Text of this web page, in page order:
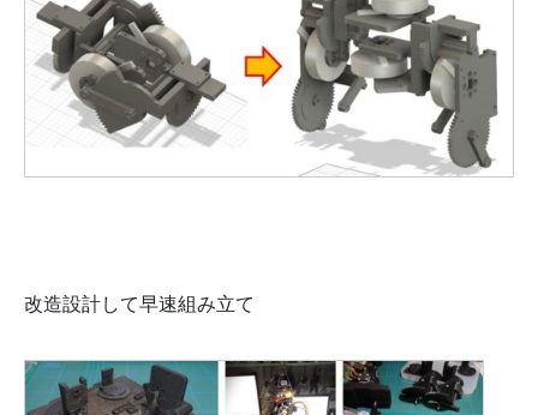
改造設計して早速組み立て